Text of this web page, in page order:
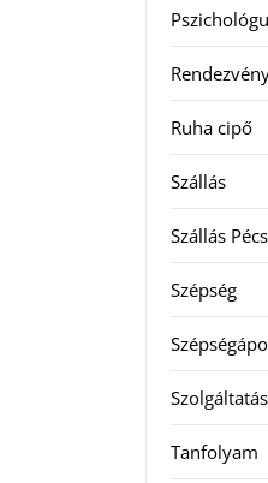
Ruha cipő
Szállás
Szállás Pécs
Szépség
Szolgáltatás
Tanfolyam